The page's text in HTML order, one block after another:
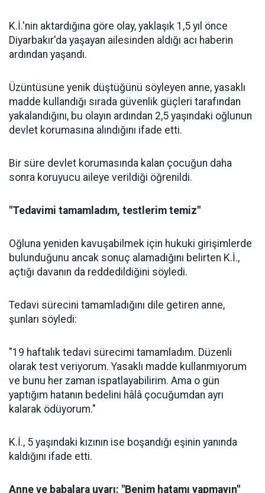
K.İ.'nin aktardığına göre olay, yaklaşık 1,5 yıl önce
Diyarbakır'da yaşayan ailesinden aldığı acı haberin
ardından yaşandı.
Üzüntüsüne yenik düştüğünü söyleyen anne, yasaklı
madde kullandığı sırada güvenlik güçleri tarafından
yakalandığını, bu olayın ardından 2,5 yaşındaki oğlunun
devlet korumasına alındığını ifade etti.
Bir süre devlet korumasında kalan çocuğun daha
sonra koruyucu aileye verildiği öğrenildi.
"Tedavimi tamamladım, testlerim temiz"
Oğluna yeniden kavuşabilmek için hukuki girişimlerde
bulunduğunu ancak sonuç alamadığını belirten K.İ.,
açtığı davanın da reddedildiğini söyledi.
Tedavi sürecini tamamladığını dile getiren anne,
şunları söyledi:
"19 haftalık tedavi sürecimi tamamladım. Düzenli
olarak test veriyorum. Yasaklı madde kullanmıyorum
ve bunu her zaman ispatlayabilirim. Ama o gün
yaptığım hatanın bedelini hâlâ çocuğumdan ayrı
kalarak ödüyorum."
K.İ., 5 yaşındaki kızının ise boşandığı eşinin yanında
kaldığını ifade etti.
Anne ve babalara uyarı: "Benim hatamı yapmayın"